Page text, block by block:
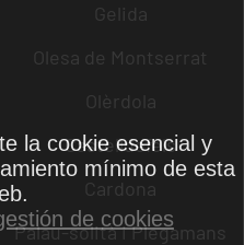
Gelida
Olesa de Montserrat
Olèrdola
Castelldefels
Cardona
Palau-solità i Plegamans
la cookie esencial y
mínimo de esta
de cookies